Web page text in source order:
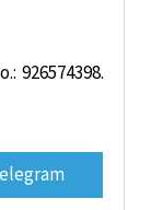
926574398.